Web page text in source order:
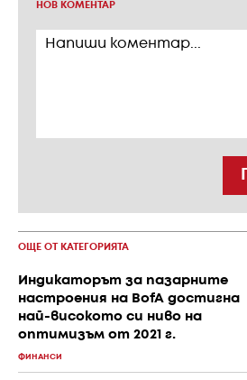
НОВ КОМЕНТАР
ОЩЕ ОТ КАТЕГОРИЯТА
Индикаторът за пазарните
настроения на BofA достигна
най-високото си ниво на
оптимизъм от 2021 г.
ФИНАНСИ